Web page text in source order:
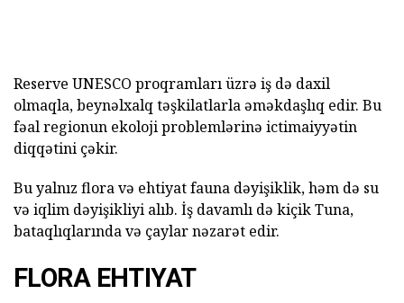
Reserve UNESCO proqramları üzrə iş də daxil
olmaqla, beynəlxalq təşkilatlarla əməkdaşlıq edir. Bu
fəal regionun ekoloji problemlərinə ictimaiyyətin
diqqətini çəkir.
Bu yalnız flora və ehtiyat fauna dəyişiklik, həm də su
və iqlim dəyişikliyi alıb. İş davamlı də kiçik Tuna,
bataqlıqlarında və çaylar nəzarət edir.
FLORA EHTIYAT